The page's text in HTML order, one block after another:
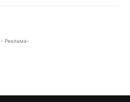
- Реклама-